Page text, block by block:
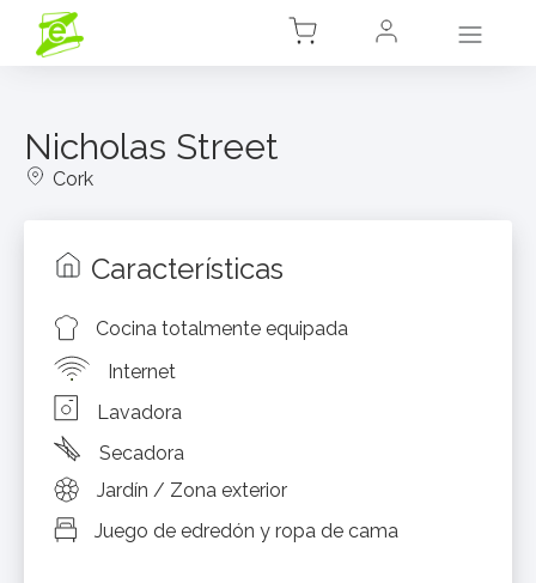
Nicholas Street
Cork
Características
Cocina totalmente equipada
Internet
Lavadora
Secadora
Jardín / Zona exterior
Juego de edredón y ropa de cama